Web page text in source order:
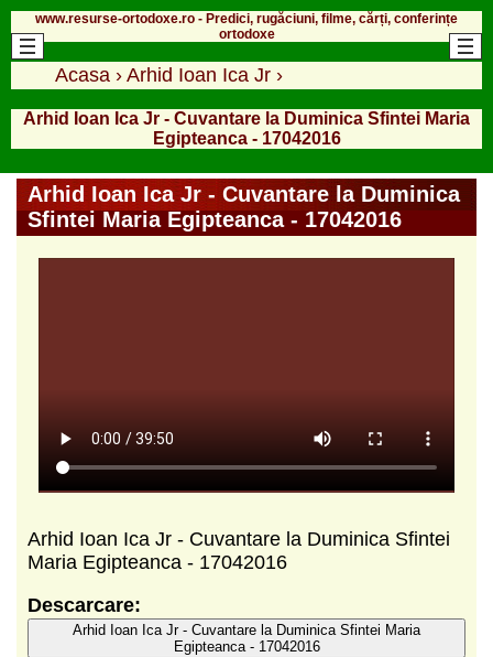
www.resurse-ortodoxe.ro - Predici, rugăciuni, filme, cărți, conferințe
ortodoxe
Acasa › Arhid Ioan Ica Jr ›
Arhid Ioan Ica Jr - Cuvantare la Duminica Sfintei Maria
Egipteanca - 17042016
Arhid Ioan Ica Jr - Cuvantare la Duminica
Sfintei Maria Egipteanca - 17042016
Arhid Ioan Ica Jr - Cuvantare la Duminica Sfintei
Maria Egipteanca - 17042016
Descarcare:
Arhid Ioan Ica Jr - Cuvantare la Duminica Sfintei Maria
Egipteanca - 17042016